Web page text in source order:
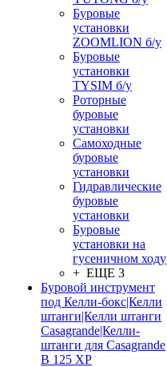
Буровые
установки
ZOOMLION б/у
Буровые
установки
TYSIM б/у
Роторные
буровые
установки
Самоходные
буровые
установки
Гидравлические
буровые
установки
Буровые
установки на
гусеничном ходу
+ ЕЩЕ 3
Буровой инструмент
под Келли-бокс|Келли
штанги|Келли штанги
Casagrande|Келли-
штанги для Casagrande
B 125 XP